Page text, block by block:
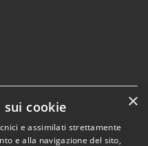
Cookie
Sitemap
×
cookie
e assimilati strettamente
e alla navigazione del sito,